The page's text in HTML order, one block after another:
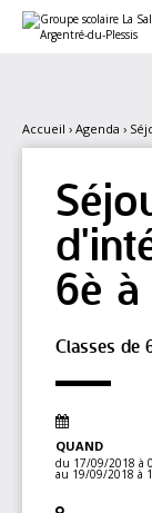
contenu.
personnels
Accueil › Agenda ›
6è à
Classes de
QUAND
du 17/09/2018 à
au 19/09/2018 à